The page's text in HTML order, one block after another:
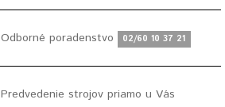
Odborné poradenstvo 02/60 10 37 21
Predvedenie strojov priamo u Vás